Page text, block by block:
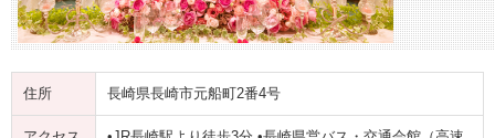
住所 長崎県長崎市元船町2番4号